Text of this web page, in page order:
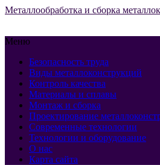
Металлообработка и сборка
Меню
Безопасность труда
Виды металлоконструкций
Контроль качества
Материалы и сплавы
Монтаж и сборка
Проектирование
Современные технологии
Технологии и оборудование
О нас
Карта сайта